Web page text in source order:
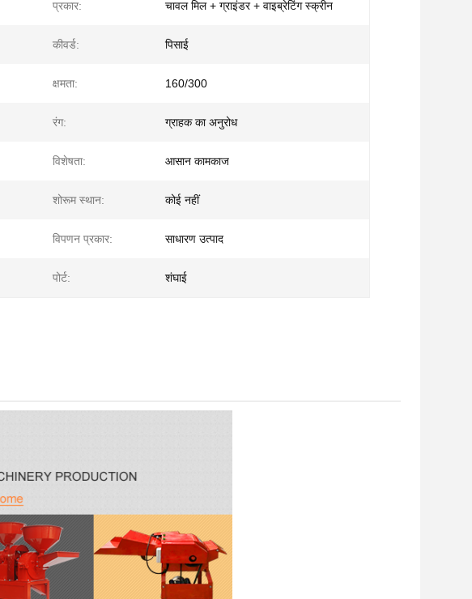
प्रकार: चावल मिल + ग्राइंडर + वाइब्रेटिंग स्क्रीन
कीवर्ड: पिसाई
क्षमता: 160/300
रंग: ग्राहक का अनुरोध
विशेषता: आसान कामकाज
शोरूम स्थान: कोई नहीं
विपणन प्रकार: साधारण उत्पाद
पोर्ट: शंघाई